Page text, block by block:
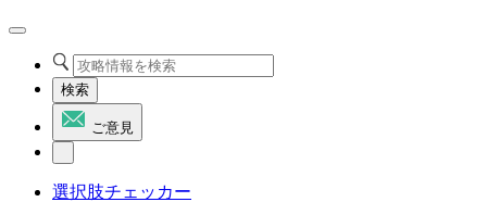
検索
ご意見
選択肢チェッカー